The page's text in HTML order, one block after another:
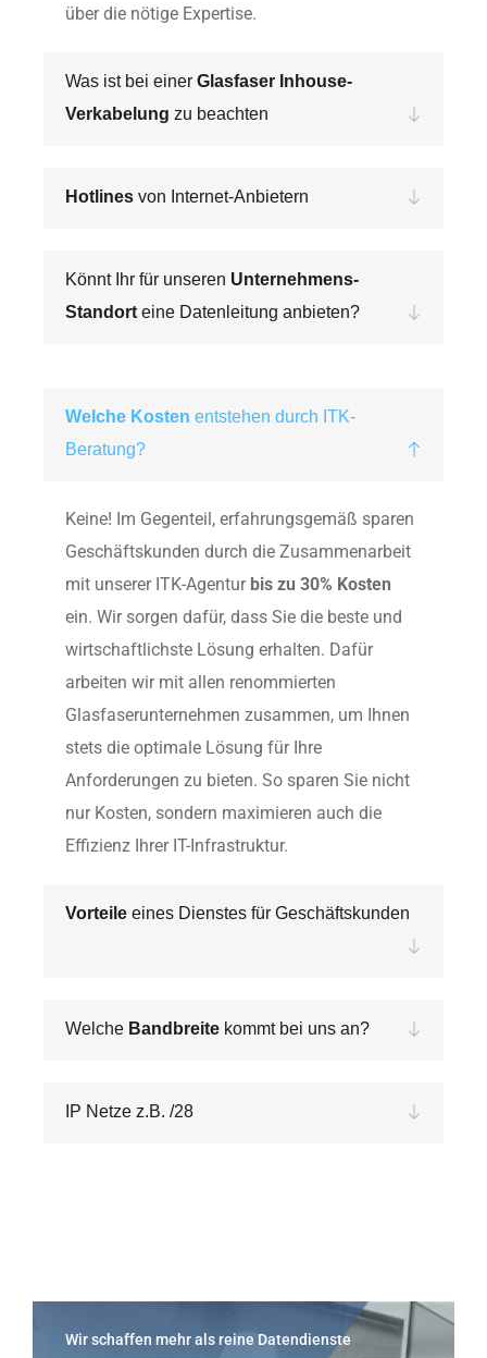
über die nötige Expertise.
Was ist bei einer Glasfaser Inhouse-
Verkabelung zu beachten
Hotlines von Internet-Anbietern
Könnt Ihr für unseren Unternehmens-
Standort eine Datenleitung anbieten?
Welche Kosten entstehen durch ITK-
Beratung?
Keine! Im Gegenteil, erfahrungsgemäß sparen
Geschäftskunden durch die Zusammenarbeit
mit unserer ITK-Agentur bis zu 30% Kosten
ein. Wir sorgen dafür, dass Sie die beste und
wirtschaftlichste Lösung erhalten. Dafür
arbeiten wir mit allen renommierten
Glasfaserunternehmen zusammen, um Ihnen
stets die optimale Lösung für Ihre
Anforderungen zu bieten. So sparen Sie nicht
nur Kosten, sondern maximieren auch die
Effizienz Ihrer IT-Infrastruktur.
Vorteile eines Dienstes für Geschäftskunden
Welche Bandbreite kommt bei uns an?
IP Netze z.B. /28
Wir schaffen mehr als reine Datendienste